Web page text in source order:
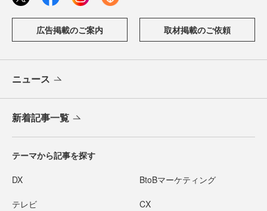
広告掲載のご案内 取材掲載のご依頼
ニュース
新着記事一覧
テーマから記事を探す
DX BtoBマーケティング
テレビ CX